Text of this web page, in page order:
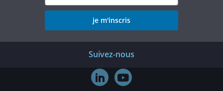
je m'inscris
Suivez-nous
 